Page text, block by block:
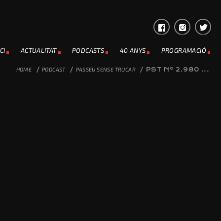
ACTUALITAT PODCASTS 40 ANYS PROGRAMACIÓ
HOME / PODCAST / PASSEU SENSE TRUCAR / PST Nº 2.980 ...